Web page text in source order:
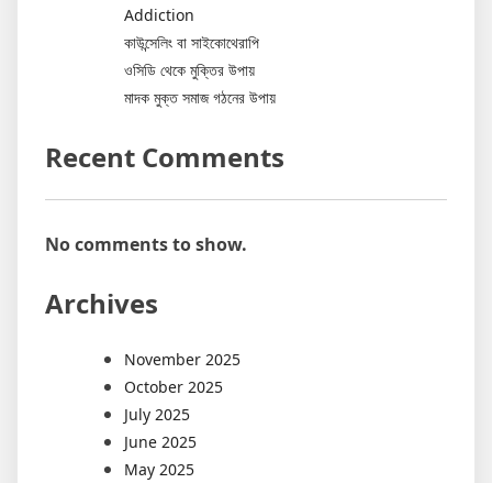
Addiction
কাউন্সেলিং বা সাইকোথেরাপি
ওসিডি থেকে মুক্তির উপায়
মাদক মুক্ত সমাজ গঠনের উপায়
Recent Comments
No comments to show.
Archives
November 2025
October 2025
July 2025
June 2025
May 2025